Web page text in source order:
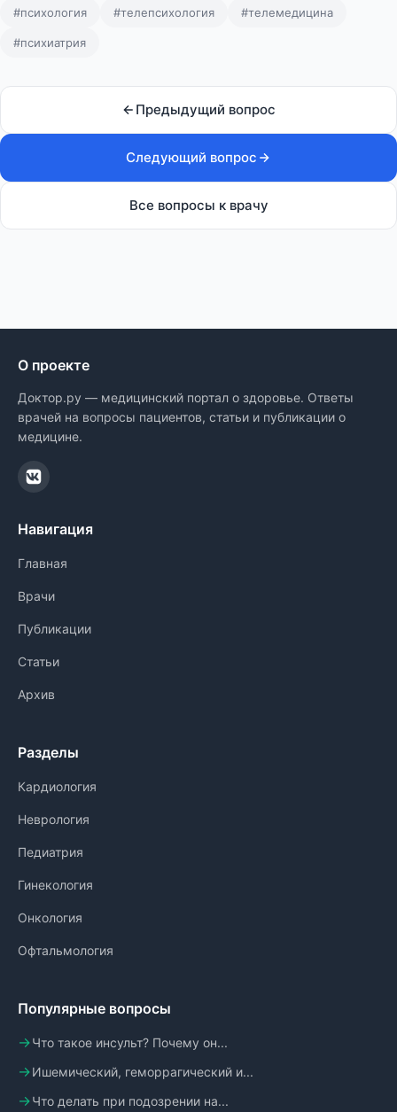
#психология #телепсихология #телемедицина
#психиатрия
Предыдущий вопрос
Следующий вопрос
Все вопросы к врачу
О проекте
Доктор.ру — медицинский портал о здоровье. Ответы
врачей на вопросы пациентов, статьи и публикации о
медицине.
Навигация
Главная
Врачи
Публикации
Статьи
Архив
Разделы
Кардиология
Неврология
Педиатрия
Гинекология
Онкология
Офтальмология
Популярные вопросы
Что такое инсульт? Почему он...
Ишемический, геморрагический и...
Что делать при подозрении на...